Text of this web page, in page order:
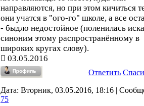
направляются, но при этом кичиться
они учатся в "ого-го" школе, а все
- быдло недостойное (поленилась
синоним этому распространённому в
широких кругах слову).
03.05.2016
Ответить
Дата: Вторник, 03.05.2016, 18:16 |
75